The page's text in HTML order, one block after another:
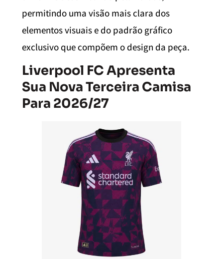
permitindo uma visão mais clara dos
elementos visuais e do padrão gráfico
exclusivo que compõem o design da peça.
Liverpool FC Apresenta
Sua Nova Terceira Camisa
Para 2026/27